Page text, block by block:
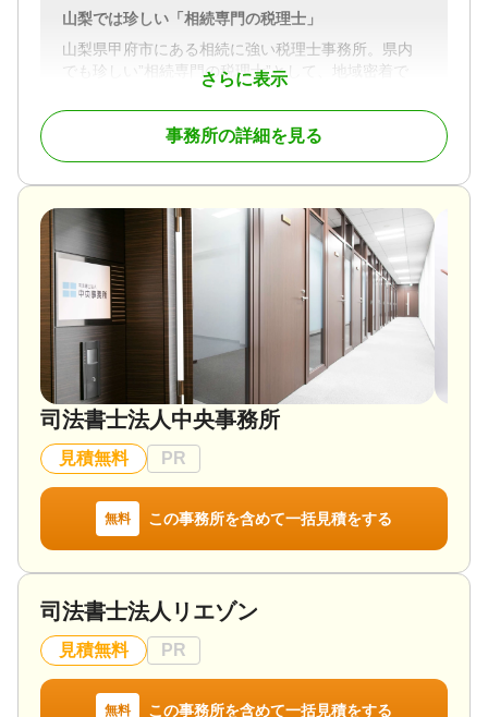
◆ 当事務所の強み
・豊富な経験と専門性
大手税理士法人・銀行出向での経験を活かし、相
続税申告から相続対策、事業承継まで幅広く対応。
机上の理論ではなく、実務に根ざしたアドバイスを
をご提案。大切な資産を守り、安心できる形で次世
代につなげます。
・柔軟な相談体制
土日祝日・夜間・オンライン相談に対応。お忙し
い方でも安心してご利用いただけます。
・他士業・他業種との連携
弁護士・司法書士・不動産鑑定士・宅地建物取引
士など各分野の専門家と連携し、相続手続きから不
します。
◆ 主なサービス
・相続税申告
・相続対策のコンサルティング
・生前贈与や遺言に関する相談
◆ 初回相談無料
「こんなことを相談してもいいのだろうか？」と思
うようなことでも構いません。まずはお気軽にお話
しください。お客様にとって最適な解決策を一緒に
さらに表示
山梨では珍しい「相続専門の税理士」
山梨県甲府市にある相続に強い税理士事務所。県内
でも珍しい”相続専門の税理士”として、地域密着で
様々な相続サービスを提供。
山梨事業承継・相続相談センターを構築しており、
相続に関する全てにワンストップ対応しています。
用意。
また、“争族”を避けるための生前対策や節税対策、後
継者がいない地元の経営者へのバックアップも積極
的に行っています。
対応地域
山梨県
対応業務
対応体制
訪問可 / 初回相談無料
事務所の詳細を見る
司法書士法人中央事務所
見積無料 PR
無料 この事務所を含めて一括見積をする
司法書士法人リエゾン
見積無料 PR
無料 この事務所を含めて一括見積をする